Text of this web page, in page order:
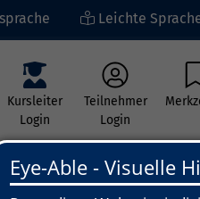
Leichte
Kursleiter
Login
Teilnehmer
Login